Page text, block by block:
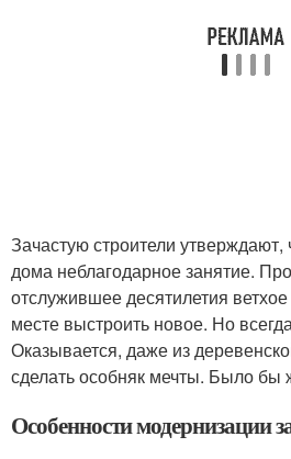
Зачастую строители утверждают,
дома неблагодарное занятие.
отслужившее десятилетия
месте выстроить новое. Но
Оказывается, даже из
сделать особняк мечты. Было бы
Особенности модернизации